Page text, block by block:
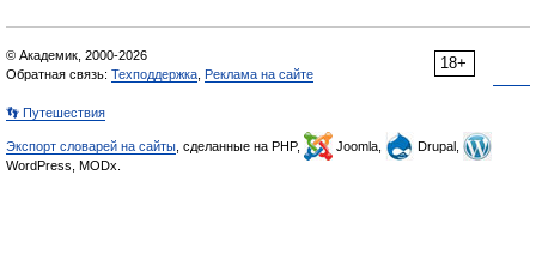
18+
© Академик, 2000-2026
Обратная связь: Техподдержка Реклама на сайте
👣 Путешествия
Экспорт словарей на сайты , сделанные на PHP, Joomla,
Drupal,
WordPress, MODx.